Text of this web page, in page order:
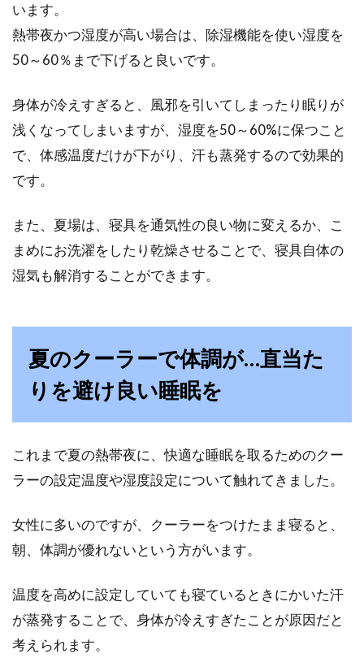
います。
熱帯夜かつ湿度が高い場合は、除湿機能を使い湿度を
50～60％まで下げると良いです。
身体が冷えすぎると、風邪を引いてしまったり眠りが
浅くなってしまいますが、湿度を50～60%に保つこと
で、体感温度だけが下がり、汗も蒸発するので効果的
です。
また、夏場は、寝具を通気性の良い物に変えるか、こ
まめにお洗濯をしたり乾燥させることで、寝具自体の
湿気も解消することができます。
夏のクーラーで体調が…直当た
りを避け良い睡眠を
これまで夏の熱帯夜に、快適な睡眠を取るためのクー
ラーの設定温度や湿度設定について触れてきました。
女性に多いのですが、クーラーをつけたまま寝ると、
朝、体調が優れないという方がいます。
温度を高めに設定していても寝ているときにかいた汗
が蒸発することで、身体が冷えすぎたことが原因だと
考えられます。